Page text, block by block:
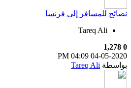
نصائح للمسافر إلى فرنسا
Tareq Ali
0
1,278
04-05-2020
04:09 PM
بواسطة Tareq Ali